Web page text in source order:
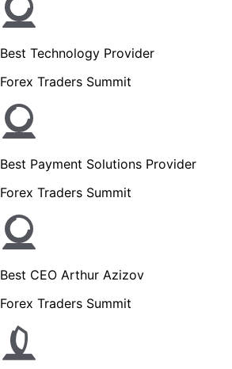
Best Technology Provider
Forex Traders Summit
Best Payment Solutions Provider
Forex Traders Summit
Best CEO Arthur Azizov
Forex Traders Summit